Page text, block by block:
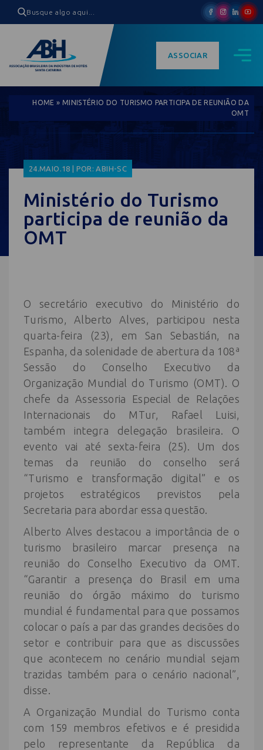
ASSOCIAR
HOME » MINISTÉRIO DO TURISMO PARTICIPA DE REUNIÃO DA
OMT
24.MAIO.18 | POR: ABIH-SC
Ministério do Turismo
participa de reunião da
OMT
O secretário executivo do Ministério do
Turismo, Alberto Alves, participou nesta
quarta-feira (23), em San Sebastián, na
Espanha, da solenidade de abertura da 108ª
Sessão do Conselho Executivo da
Organização Mundial do Turismo (OMT). O
chefe da Assessoria Especial de Relações
Internacionais do MTur, Rafael Luisi,
também integra delegação brasileira. O
evento vai até sexta-feira (25). Um dos
temas da reunião do conselho será
“Turismo e transformação digital” e os
projetos estratégicos previstos pela
Secretaria para abordar essa questão.
Alberto Alves destacou a importância de o
turismo brasileiro marcar presença na
reunião do Conselho Executivo da OMT.
“Garantir a presença do Brasil em uma
reunião do órgão máximo do turismo
mundial é fundamental para que possamos
colocar o país a par das grandes decisões do
setor e contribuir para que as discussões
que acontecem no cenário mundial sejam
trazidas também para o cenário nacional”,
disse.
A Organização Mundial do Turismo conta
com 159 membros efetivos e é presidida
pelo representante da República da